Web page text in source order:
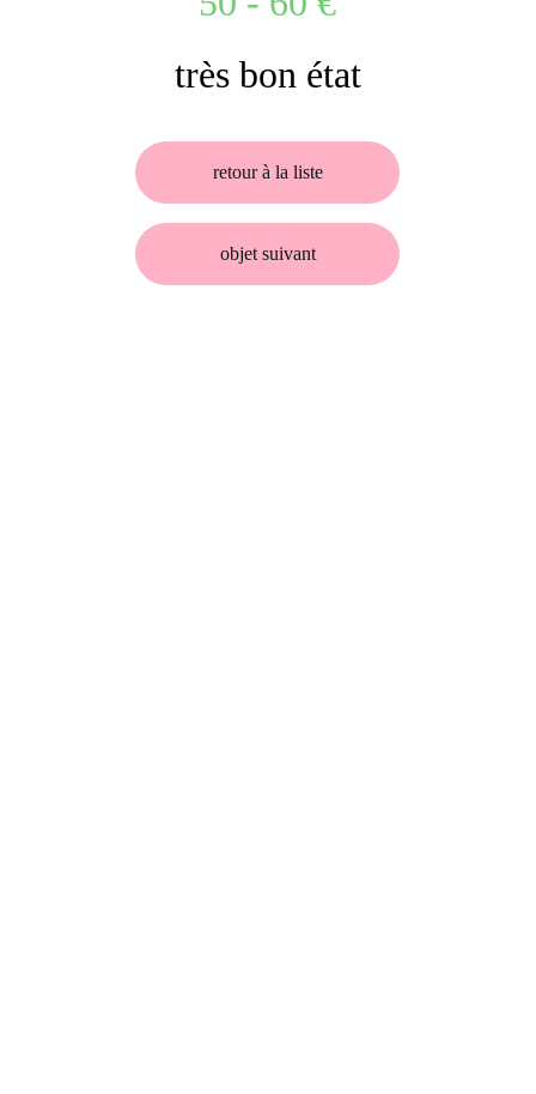
retour à la liste
objet suivant
très bon état